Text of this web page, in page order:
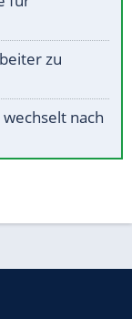
zu
nach